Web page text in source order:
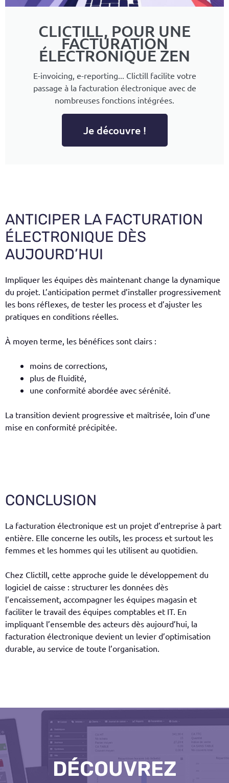
CLICTILL, POUR UNE
FACTURATION
ÉLECTRONIQUE ZEN
E-invoicing, e-reporting... Clictill facilite votre
passage à la facturation électronique avec de
nombreuses fonctions intégrées.
Je découvre !
ANTICIPER LA FACTURATION
ÉLECTRONIQUE DÈS
AUJOURD’HUI
Impliquer les équipes dès maintenant change la dynamique
du projet. L’anticipation permet d’installer progressivement
les bons réflexes, de tester les process et d’ajuster les
pratiques en conditions réelles.
À moyen terme, les bénéfices sont clairs :
moins de corrections,
plus de fluidité,
une conformité abordée avec sérénité.
La transition devient progressive et maîtrisée, loin d’une
mise en conformité précipitée.
CONCLUSION
La facturation électronique est un projet d’entreprise à part
entière. Elle concerne les outils, les process et surtout les
femmes et les hommes qui les utilisent au quotidien.
Chez Clictill, cette approche guide le développement du
logiciel de caisse : structurer les données dès
l’encaissement, accompagner les équipes magasin et
faciliter le travail des équipes comptables et IT. En
impliquant l’ensemble des acteurs dès aujourd’hui, la
facturation électronique devient un levier d’optimisation
durable, au service de toute l’organisation.
DÉCOUVREZ